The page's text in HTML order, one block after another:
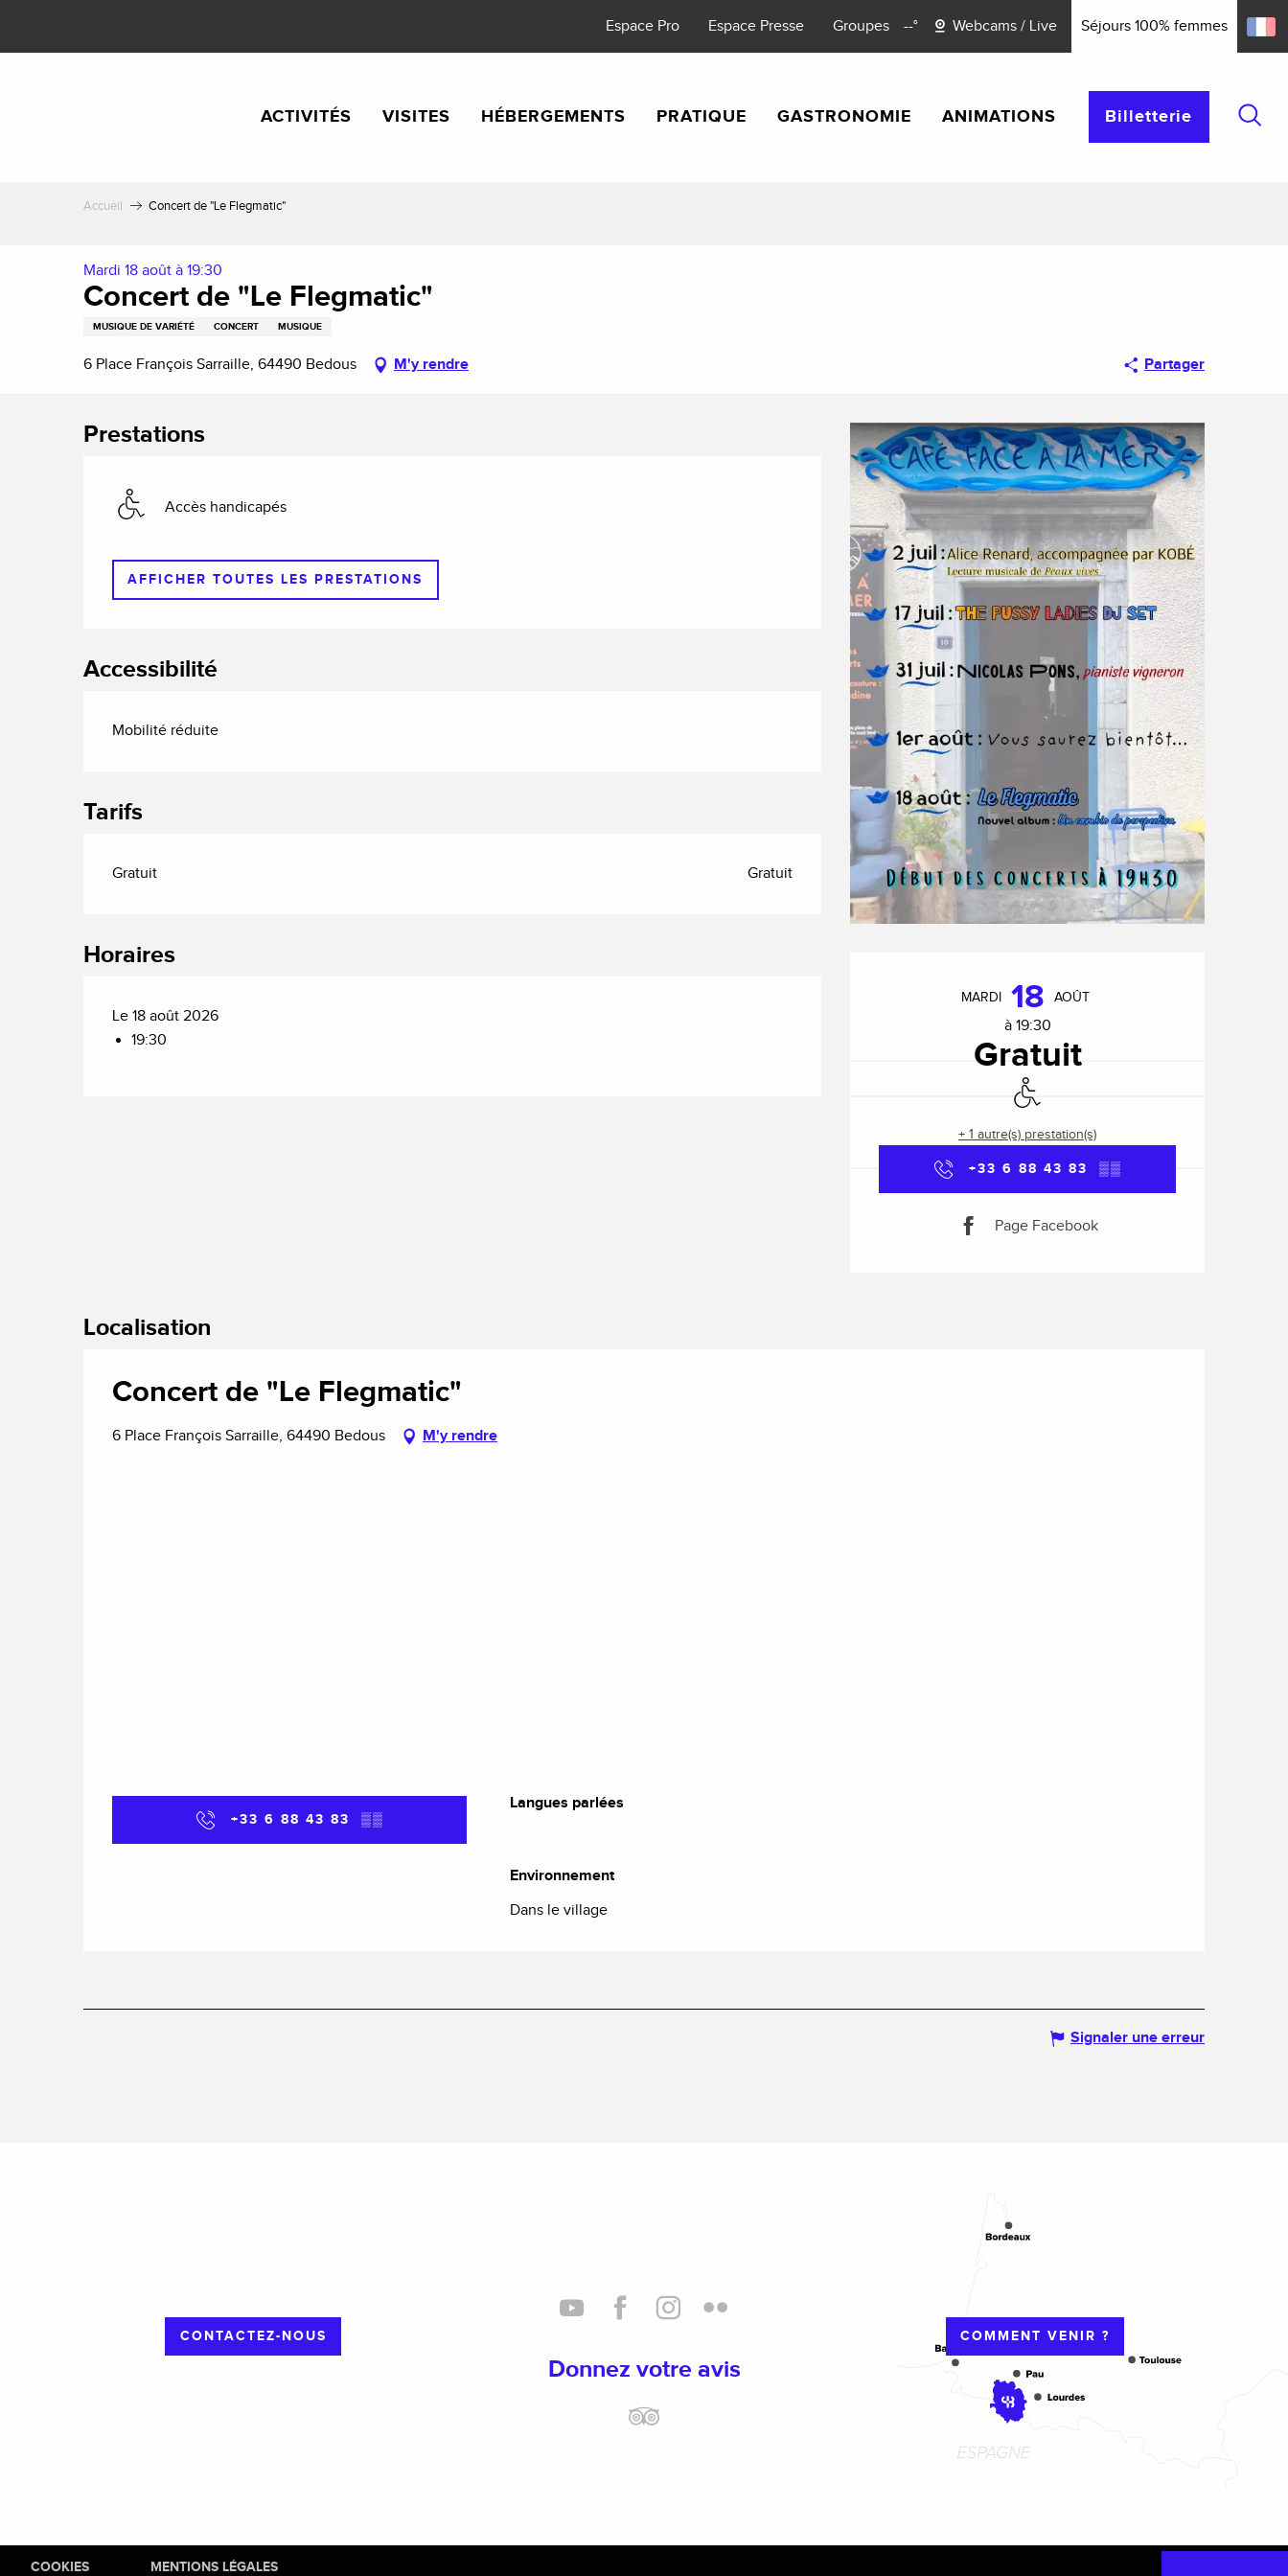
contenu
Espace Pro Espace Presse Groupes --° Webcams / Live Séjours 100% femmes
ACTIVITÉS VISITES HÉBERGEMENTS PRATIQUE GASTRONOMIE ANIMATIONS Billetterie
Accueil Concert de "Le Flegmatic"
Mardi 18 août à 19:30
Concert de "Le Flegmatic"
MUSIQUE DE VARIÉTÉ CONCERT MUSIQUE
6 Place François Sarraille, 64490 Bedous M'y rendre Partager
MARDI 18 AOÛT
à 19:30
Gratuit
Accès handicapés
+ 1 autre(s) prestation(s)
+33 6 88 43 83 ▒▒
Page Facebook
Prestations
Accès handicapés
AFFICHER TOUTES LES PRESTATIONS
Accessibilité
Mobilité réduite
Tarifs
Gratuit Gratuit
Horaires
Le 18 août 2026
19:30
Localisation
Concert de "Le Flegmatic"
6 Place François Sarraille, 64490 Bedous M'y rendre
+33 6 88 43 83 ▒▒
Langues parlées
Langues parlées
Environnement
Environnement
Dans le village
Signaler une erreur
CONTACTEZ-NOUS
Donnez votre avis
COMMENT VENIR ?
COOKIES MENTIONS LÉGALES